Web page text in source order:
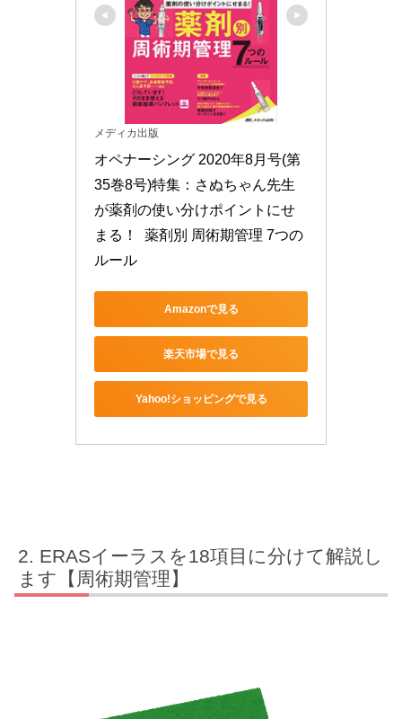
メディカ出版
オペナーシング 2020年8月号(第
35巻8号)特集：さぬちゃん先生
が薬剤の使い分けポイントにせ
まる！  薬剤別 周術期管理 7つの
ルール
Amazonで見る
楽天市場で見る
Yahoo!ショッピングで見る
ERASイーラスを18項目に分けて解説し
ます【周術期管理】